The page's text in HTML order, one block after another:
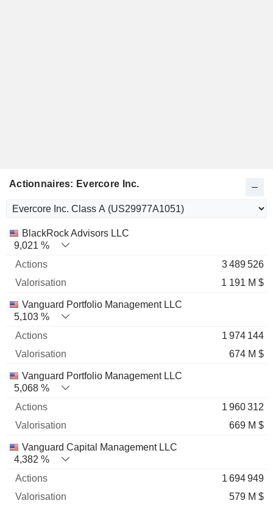
Actionnaires: Evercore Inc.
Nom Actions % Valorisation
BlackRock Advisors LLC
9,021 %
3 489 526
1 191 M $
Vanguard Portfolio Management LLC
5,103 %
1 974 144
674 M $
Vanguard Portfolio Management LLC
5,068 %
1 960 312
669 M $
Vanguard Capital Management LLC
4,382 %
1 694 949
579 M $